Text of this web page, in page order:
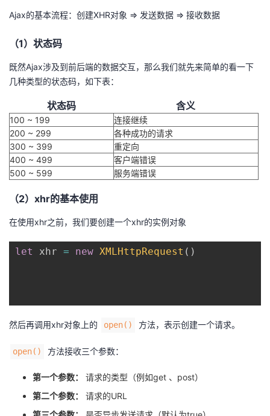
Ajax的基本流程：创建XHR对象 => 发送数据 => 接收数据
（1）状态码
既然Ajax涉及到前后端的数据交互，那么我们就先来简单的看一下
几种类型的状态码，如下表：
状态码 含义
100 ~ 199
连接继续
200 ~ 299
各种成功的请求
300 ~ 399
重定向
400 ~ 499
客户端错误
500 ~ 599
服务端错误
（2）xhr的基本使用
在使用xhr之前，我们要创建一个xhr的实例对象
let xhr = new XMLHttpRequest ( )
然后再调用xhr对象上的 open() 方法，表示创建一个请求。
open() 方法接收三个参数：
第一个参数：
请求的类型（例如get 、post）
第二个参数：
请求的URL